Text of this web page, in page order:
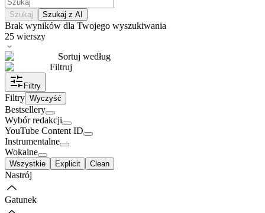
Szukaj Szukaj z AI
Brak wyników dla Twojego wyszukiwania
25 wierszy
Sortuj według
Filtruj
Filtry
Filtry Wyczyść
Bestsellery
Wybór redakcji
YouTube Content ID
Instrumentalne
Wokalne
Wszystkie Explicit Clean
Nastrój
Gatunek